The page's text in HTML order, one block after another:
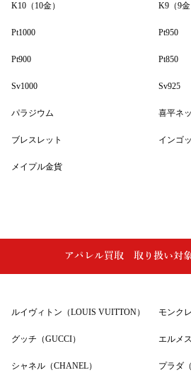
K10（10金） K9（9金
Pt1000 Pt950
Pt900 Pt850
Sv1000 Sv925
パラジウム 喜平ネ
ブレスレット インゴ
メイプル金貨
アパレル買取 取り扱い対
ルイヴィトン（LOUIS VUITTON） モンク
グッチ（GUCCI） エルメ
シャネル（CHANEL） プラダ